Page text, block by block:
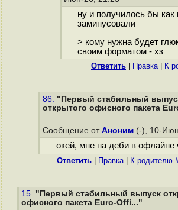
ну и получилось бы как
заминусовали
> кому нужна будет
своим форматом - хз
Ответить Правка| К
86. "Первый стабильный
открытого офисного пакета
Сообщение от Аноним (-), 10-
окей, мне на деби в офлайне
Ответить Правка| К родителю
15. "Первый стабильный выпуск
офисного пакета Euro-Offi..."